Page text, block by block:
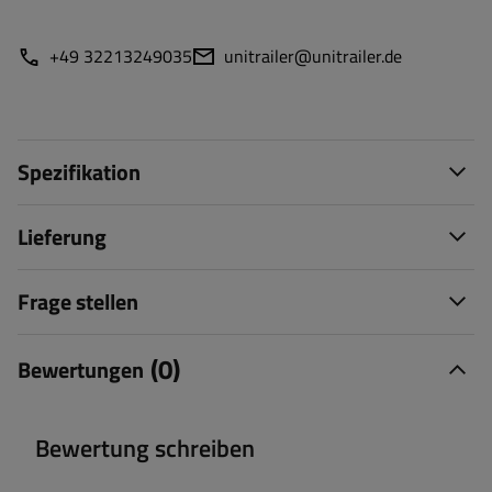
+49 32213249035 unitrailer@unitrailer.de
Spezifikation
Lieferung
Frage stellen
Bewertungen (0)
Bewertung schreiben